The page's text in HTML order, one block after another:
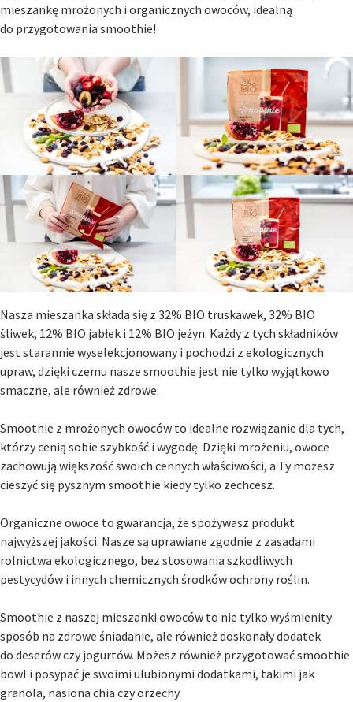
mieszankę mrożonych i organicznych owoców, idealną
do przygotowania smoothie!
Nasza mieszanka składa się z 32% BIO truskawek, 32% BIO
śliwek, 12% BIO jabłek i 12% BIO jeżyn. Każdy z tych składników
jest starannie wyselekcjonowany i pochodzi z ekologicznych
upraw, dzięki czemu nasze smoothie jest nie tylko wyjątkowo
smaczne, ale również zdrowe.
Smoothie z mrożonych owoców to idealne rozwiązanie dla tych,
którzy cenią sobie szybkość i wygodę. Dzięki mrożeniu, owoce
zachowują większość swoich cennych właściwości, a Ty możesz
cieszyć się pysznym smoothie kiedy tylko zechcesz.
Organiczne owoce to gwarancja, że spożywasz produkt
najwyższej jakości. Nasze są uprawiane zgodnie z zasadami
rolnictwa ekologicznego, bez stosowania szkodliwych
pestycydów i innych chemicznych środków ochrony roślin.
Smoothie z naszej mieszanki owoców to nie tylko wyśmienity
sposób na zdrowe śniadanie, ale również doskonały dodatek
do deserów czy jogurtów. Możesz również przygotować smoothie
bowl i posypać je swoimi ulubionymi dodatkami, takimi jak
granola, nasiona chia czy orzechy.